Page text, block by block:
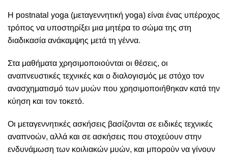
Η postnatal yoga (μεταγεννητική yoga) είναι ένας υπέροχος
τρόπος να υποστηρίξει μια μητέρα το σώμα της στη
διαδικασία ανάκαμψης μετά τη γέννα.
Στα μαθήματα χρησιμοποιούνται οι θέσεις, οι
αναπνευστικές τεχνικές και ο διαλογισμός με στόχο τον
ανασχηματισμό των μυών που χρησιμοποιήθηκαν κατά την
κύηση και τον τοκετό.
Οι μεταγεννητικές ασκήσεις βασίζονται σε ειδικές τεχνικές
αναπνοών, αλλά και σε ασκήσεις που στοχεύουν στην
ενδυνάμωση των κοιλιακών μυών, και μπορούν να γίνουν